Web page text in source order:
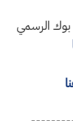
الرسمي